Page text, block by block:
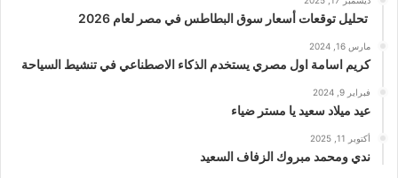
تحليل توقعات أسعار سوق البطاطس في مصر لعام 2026
مارس 16, 2024
كريم اسامة اول مصري يستخدم الذكاء الاصطناعي في تنشيط السياحة
فبراير 9, 2024
عيد ميلاد سعيد يا مستر ضياء
أكتوبر 11, 2025
ندي ومحمد مبروك الزفاف السعيد